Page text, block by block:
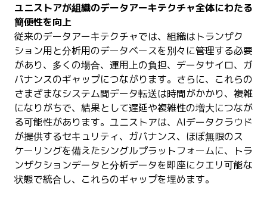
ユニストアが組織のデータアーキテクチャ全体にわたる
簡便性を向上
従来のデータアーキテクチャでは、組織はトランザク
ション用と分析用のデータベースを別々に管理する必要
があり、多くの場合、運用上の負担、データサイロ、ガ
バナンスのギャップにつながります。さらに、これらの
さまざまなシステム間データ転送は時間がかかり、複雑
になりがちで、結果として遅延や複雑性の増大につなが
る可能性があります。ユニストアは、AIデータクラウド
が提供するセキュリティ、ガバナンス、ほぼ無限のス
ケーリングを備えたシングルプラットフォームに、トラ
ンザクションデータと分析データを即座にクエリ可能な
状態で統合し、これらのギャップを埋めます。